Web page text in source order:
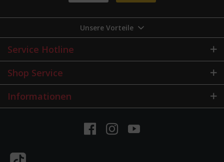
Unsere Vorteile
Service Hotline
Shop Service
Informationen